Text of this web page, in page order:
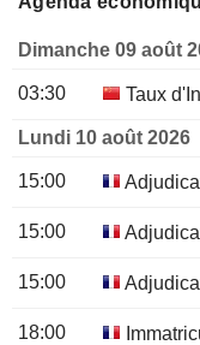
Dimanche 09 août
03:30 Taux
Lundi 10 août 2026
15:00
15:00
15:00
18:00